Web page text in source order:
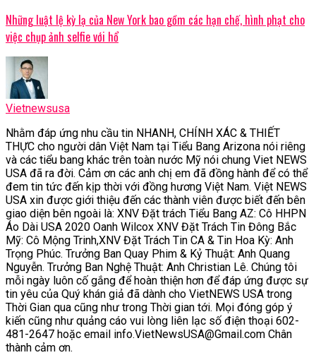
Những luật lệ kỳ lạ của New York bao gồm các hạn chế, hình phạt cho
việc chụp ảnh selfie với hổ
Vietnewsusa
Nhằm đáp ứng nhu cầu tin NHANH, CHÍNH XÁC & THIẾT
THỰC cho người dân Việt Nam tại Tiểu Bang Arizona nói riêng
và các tiểu bang khác trên toàn nước Mỹ nói chung Viet NEWS
USA đã ra đời. Cảm ơn các anh chị em đã đồng hành để có thể
đem tin tức đến kịp thời với đồng hương Việt Nam. Việt NEWS
USA xin được giới thiệu đến các thành viên được biết đến bên
giao diện bên ngoài là: XNV Đặt trách Tiểu Bang AZ: Cô HHPN
Áo Dài USA 2020 Oanh Wilcox XNV Đặt Trách Tin Đông Bắc
Mỹ: Cô Mộng Trinh,XNV Đặt Trách Tin CA & Tin Hoa Kỳ: Anh
Trọng Phúc. Trưởng Ban Quay Phim & Kỷ Thuật: Anh Quang
Nguyễn. Trưởng Ban Nghệ Thuật: Anh Christian Lê. Chúng tôi
mỗi ngày luôn cố gắng để hoàn thiện hơn để đáp ứng được sự
tin yêu của Quý khán giả đã dành cho VietNEWS USA trong
Thời Gian qua cũng như trong Thời gian tới. Mọi đóng góp ý
kiến cũng như quảng cáo vui lòng liên lạc số điện thoại 602-
481-2647 hoặc email info.VietNewsUSA@Gmail.com Chân
thành cảm ơn.